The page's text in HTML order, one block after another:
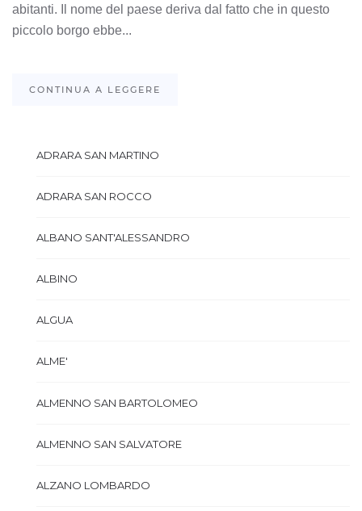
abitanti. Il nome del paese deriva dal fatto che in questo
piccolo borgo ebbe...
CONTINUA A LEGGERE
ADRARA SAN MARTINO
ADRARA SAN ROCCO
ALBANO SANT'ALESSANDRO
ALBINO
ALGUA
ALME'
ALMENNO SAN BARTOLOMEO
ALMENNO SAN SALVATORE
ALZANO LOMBARDO